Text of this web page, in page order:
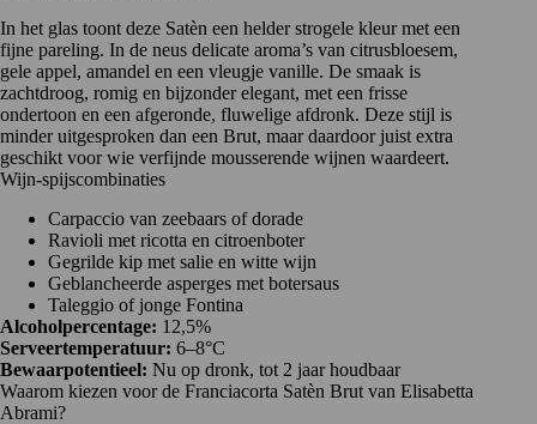
In het glas toont deze Satèn een helder strogele kleur met een
fijne pareling. In de neus delicate aroma’s van citrusbloesem,
gele appel, amandel en een vleugje vanille. De smaak is
zachtdroog, romig en bijzonder elegant, met een frisse
ondertoon en een afgeronde, fluwelige afdronk. Deze stijl is
minder uitgesproken dan een Brut, maar daardoor juist extra
geschikt voor wie verfijnde mousserende wijnen waardeert.
Wijn-spijscombinaties
Carpaccio van zeebaars of dorade
Ravioli met ricotta en citroenboter
Gegrilde kip met salie en witte wijn
Geblancheerde asperges met botersaus
Taleggio of jonge Fontina
Alcoholpercentage: 12,5%
Serveertemperatuur: 6–8°C
Bewaarpotentieel: Nu op dronk, tot 2 jaar houdbaar
Waarom kiezen voor de Franciacorta Satèn Brut van Elisabetta
Abrami?